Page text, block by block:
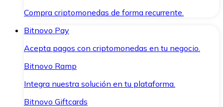
Compra criptomonedas de forma recurrente.
Bitnovo Pay
Acepta pagos con criptomonedas en tu negocio.
Bitnovo Ramp
Integra nuestra solución en tu plataforma.
Bitnovo Giftcards